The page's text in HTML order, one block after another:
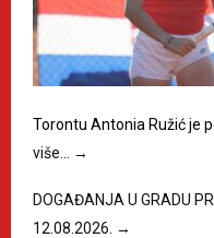
Torontu Antonia Ružić je
više…
→
DOGAĐANJA U GRADU
12.08.2026. →